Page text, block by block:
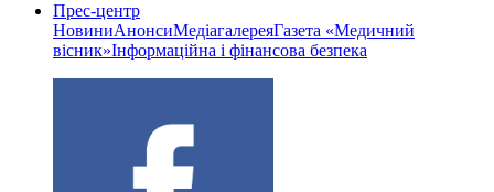
Прес-центр
НовиниАнонсиМедіагалереяГазета «Медичний
вісник»Інформаційна і фінансова безпека